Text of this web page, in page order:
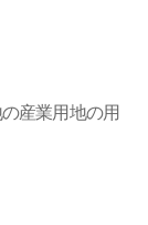
産業用地の用